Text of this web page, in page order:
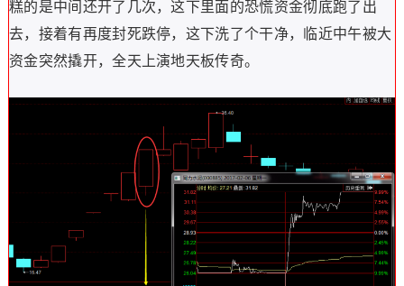
糕的是中间还开了几次，这下里面的恐慌资金彻底跑了出
去，接着有再度封死跌停，这下洗了个干净，临近中午被大
资金突然撬开，全天上演地天板传奇。